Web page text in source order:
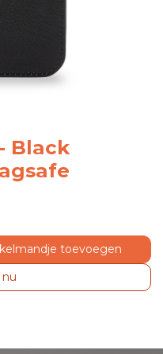
Black
toevoegen
nu